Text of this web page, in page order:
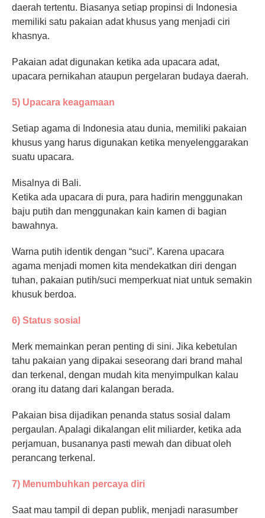
daerah tertentu. Biasanya setiap propinsi di Indonesia
memiliki satu pakaian adat khusus yang menjadi ciri
khasnya.
Pakaian adat digunakan ketika ada upacara adat,
upacara pernikahan ataupun pergelaran budaya daerah.
5) Upacara keagamaan
Setiap agama di Indonesia atau dunia, memiliki pakaian
khusus yang harus digunakan ketika menyelenggarakan
suatu upacara.
Misalnya di Bali.
Ketika ada upacara di pura, para hadirin menggunakan
baju putih dan menggunakan kain kamen di bagian
bawahnya.
Warna putih identik dengan “suci”. Karena upacara
agama menjadi momen kita mendekatkan diri dengan
tuhan, pakaian putih/suci memperkuat niat untuk semakin
khusuk berdoa.
6) Status sosial
Merk memainkan peran penting di sini. Jika kebetulan
tahu pakaian yang dipakai seseorang dari brand mahal
dan terkenal, dengan mudah kita menyimpulkan kalau
orang itu datang dari kalangan berada.
Pakaian bisa dijadikan penanda status sosial dalam
pergaulan. Apalagi dikalangan elit miliarder, ketika ada
perjamuan, busananya pasti mewah dan dibuat oleh
perancang terkenal.
7) Menumbuhkan percaya diri
Saat mau tampil di depan publik, menjadi narasumber